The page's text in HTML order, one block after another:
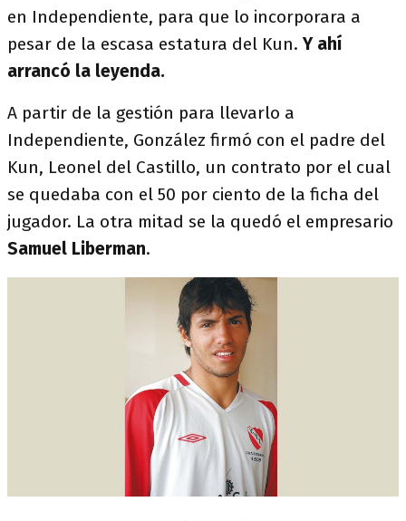
en Independiente, para que lo incorporara a
pesar de la escasa estatura del Kun. Y ahí
arrancó la leyenda.
A partir de la gestión para llevarlo a
Independiente, González firmó con el padre del
Kun, Leonel del Castillo, un contrato por el cual
se quedaba con el 50 por ciento de la ficha del
jugador. La otra mitad se la quedó el empresario
Samuel Liberman.